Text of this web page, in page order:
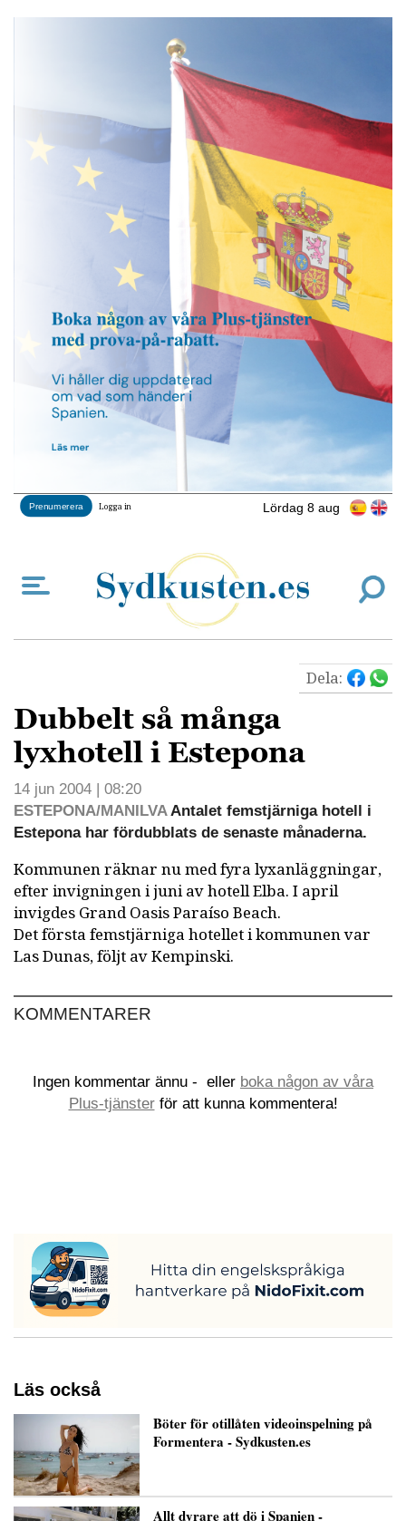
Lördag 8 aug
Prenumerera Logga in
Dela:
Dubbelt så många
lyxhotell i Estepona
14 jun 2004 | 08:20
ESTEPONA/MANILVAAntalet femstjärniga hotell i
Estepona har fördubblats de senaste månaderna.
Kommunen räknar nu med fyra lyxanläggningar,
efter invigningen i juni av hotell Elba. I april
invigdes Grand Oasis Paraíso Beach.
Det första femstjärniga hotellet i kommunen var
Las Dunas, följt av Kempinski.
KOMMENTARER
Ingen kommentar ännu - eller boka någon av våra
Plus-tjänsterför att kunna kommentera!